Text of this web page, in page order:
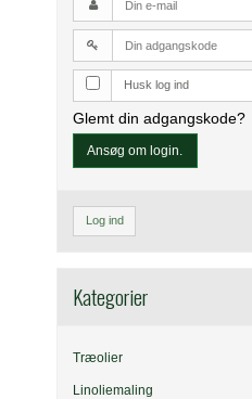
Husk log ind
Glemt din adgangskode?
Ansøg om login.
Log ind
Kategorier
Træolier
Linoliemaling